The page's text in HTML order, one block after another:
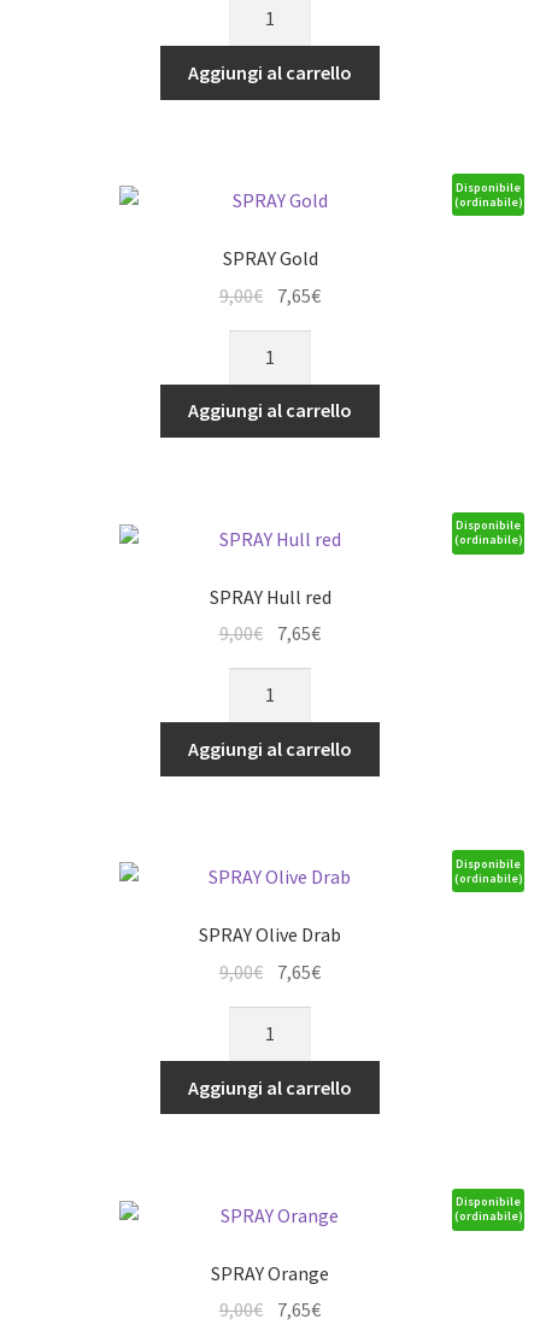
originale
era:
9,00€.
è:
7,65€.
blue
quantità
Aggiungi al carrello
Disponibile
(ordinabile)
SPRAY Gold
9,00€
originale
era:
9,00€.
7,65€Il
è:
7,65€.
quantità
Aggiungi al carrello
Disponibile
(ordinabile)
SPRAY Hull red
9,00€
prezzo
originale
era:
9,00€.
7,65€Il
è:
7,65€.
red
quantità
Aggiungi al carrello
Disponibile
(ordinabile)
SPRAY Olive Drab
9,00€
originale
era:
9,00€.
7,65€Il
è:
7,65€.
Drab
quantità
Aggiungi al carrello
Disponibile
(ordinabile)
SPRAY Orange
9,00€ 7,65€Il